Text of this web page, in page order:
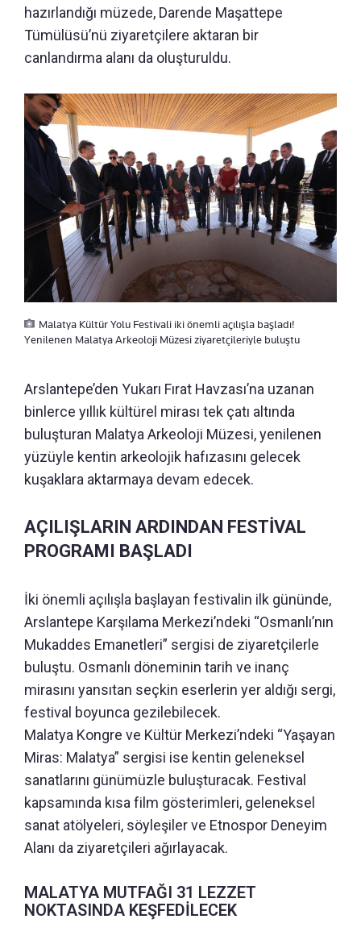
hazırlandığı müzede, Darende Maşattepe
Tümülüsü’nü ziyaretçilere aktaran bir
canlandırma alanı da oluşturuldu.
Malatya Kültür Yolu Festivali iki önemli açılışla başladı!
Yenilenen Malatya Arkeoloji Müzesi ziyaretçileriyle buluştu
Arslantepe’den Yukarı Fırat Havzası’na uzanan
binlerce yıllık kültürel mirası tek çatı altında
buluşturan Malatya Arkeoloji Müzesi, yenilenen
yüzüyle kentin arkeolojik hafızasını gelecek
kuşaklara aktarmaya devam edecek.
AÇILIŞLARIN ARDINDAN FESTİVAL
PROGRAMI BAŞLADI
İki önemli açılışla başlayan festivalin ilk gününde,
Arslantepe Karşılama Merkezi’ndeki “Osmanlı’nın
Mukaddes Emanetleri” sergisi de ziyaretçilerle
buluştu. Osmanlı döneminin tarih ve inanç
mirasını yansıtan seçkin eserlerin yer aldığı sergi,
festival boyunca gezilebilecek.
Malatya Kongre ve Kültür Merkezi’ndeki “Yaşayan
Miras: Malatya” sergisi ise kentin geleneksel
sanatlarını günümüzle buluşturacak. Festival
kapsamında kısa film gösterimleri, geleneksel
sanat atölyeleri, söyleşiler ve Etnospor Deneyim
Alanı da ziyaretçileri ağırlayacak.
MALATYA MUTFAĞI 31 LEZZET
NOKTASINDA KEŞFEDİLECEK